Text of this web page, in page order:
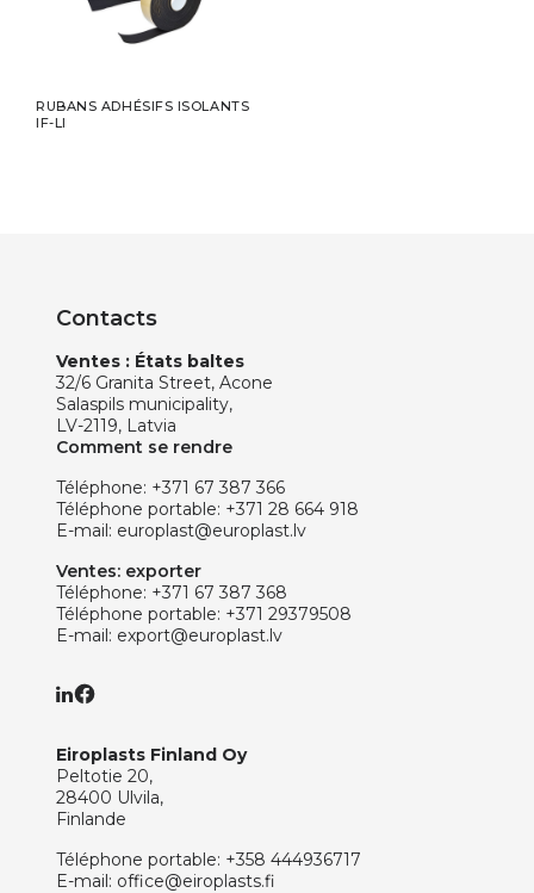
RUBANS ADHÉSIFS ISOLANTS
IF-LI
Contacts
Ventes : États baltes
32/6 Granita Street, Acone
Salaspils municipality,
LV-2119, Latvia
Comment se rendre
Téléphone: +371 67 387 366
Téléphone portable: +371 28 664 918
E-mail: europlast@europlast.lv
Ventes: exporter
Téléphone: +371 67 387 368
Téléphone portable: +371 29379508
E-mail: export@europlast.lv
Eiroplasts Finland Oy
Peltotie 20,
28400 Ulvila,
Finlande
Téléphone portable: +358 444936717
E-mail: office@eiroplasts.fi